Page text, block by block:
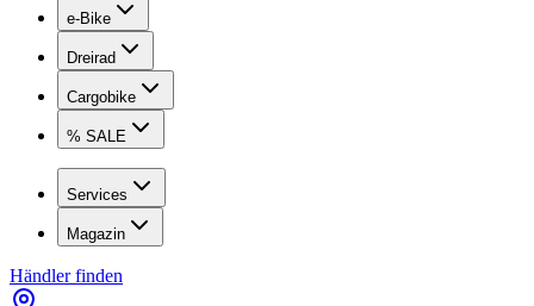
e-Bike
Dreirad
Cargobike
% SALE
Services
Magazin
Händler finden